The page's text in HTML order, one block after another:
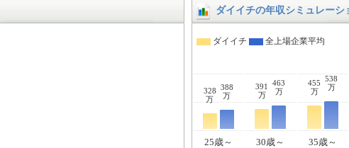
ダイイチの年収シミュレーシ
ダイイチ 全上場企業平均
328
万
388
万
391
万
463
万
455
万
538
万
25歳～ 30歳～ 35歳～